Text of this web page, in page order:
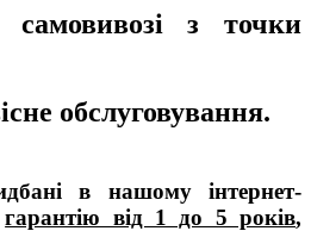
самовивозі з точки
обслуговування.
в нашому інтернет-
гарантію від 1 до 5 років,